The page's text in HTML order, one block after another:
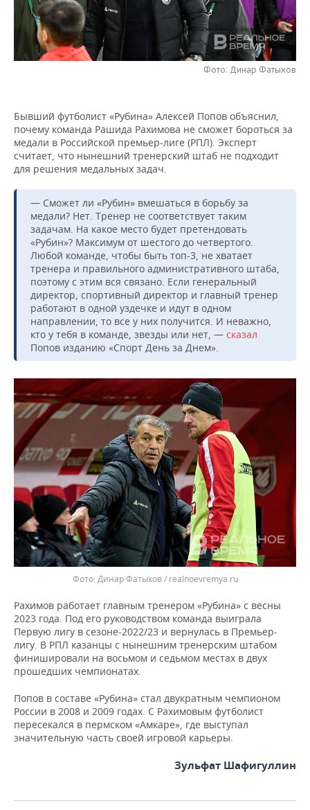
НЕФТЕХИМИЯ
НЕФТЬ
РОЗНИЧНАЯ ТОРГОВЛЯ
ТРАНСПОРТ
НОВОСТИ ТЕХНОЛОГИЙ
IT
ТЕЛЕКОММУНИКАЦИИ
МЕРОПРИЯТИЯ
НОВОСТИ МЕРОПРИЯТИЙ
БИЗНЕС-БРАНЧИ
ONLINE-КОНФЕРЕНЦИИ
СПОРТ
ФУТБОЛ
ХОККЕЙ
ВОЛЕЙБОЛ
КИБЕРСПОРТ
ФИГУРНОЕ КАТАНИЕ
ВОДНЫЕ ВИДЫ СПОРТА
ХОККЕЙ С МЯЧОМ
НОВОСТИ ОБЩЕСТВА
ВЛАСТЬ
ИСТОРИЯ
КУЛЬТУРА
МЕДИЦИНА
ОБРАЗОВАНИЕ
ПРОИСШЕСТВИЯ
ФОТОГАЛЕРЕЯ
СЮЖЕТЫ
СПРАВОЧНИК
СПИСОК ПЕРСОН
СПИСОК КОМПАНИЙ
ПОЛНАЯ ВЕРСИЯ
Фото: Динар Фатыхов
Бывший футболист «Рубина» Алексей Попов объяснил,
почему команда Рашида Рахимова не сможет бороться за
медали в Российской премьер-лиге (РПЛ). Эксперт
считает, что нынешний тренерский штаб не подходит
для решения медальных задач.
— Сможет ли «Рубин» вмешаться в борьбу за
медали? Нет. Тренер не соответствует таким
задачам. На какое место будет претендовать
«Рубин»? Максимум от шестого до четвертого.
Любой команде, чтобы быть топ-3, не хватает
тренера и правильного административного штаба,
поэтому с этим вся связано. Если генеральный
директор, спортивный директор и главный тренер
работают в одной уздечке и идут в одном
направлении, то все у них получится. И неважно,
кто у тебя в команде, звезды или нет, — сказал
Попов изданию «Спорт День за Днем».
Динар Фатыхов / realnoevremya.ru
Рахимов работает главным тренером «Рубина» с весны
2023 года. Под его руководством команда выиграла
Первую лигу в сезоне-2022/23 и вернулась в Премьер-
лигу. В РПЛ казанцы с нынешним тренерским штабом
финишировали на восьмом и седьмом местах в двух
прошедших чемпионатах.
Попов в составе «Рубина» стал двукратным чемпионом
России в 2008 и 2009 годах. С Рахимовым футболист
пересекался в пермском «Амкаре», где выступал
значительную часть своей игровой карьеры.
Зульфат Шафигуллин